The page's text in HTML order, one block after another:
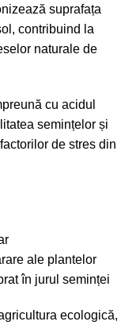
suprafața
contribuind la
naturale de
cu acidul
semințelor și
de stres din
ale plantelor
în jurul seminței
ecologică,